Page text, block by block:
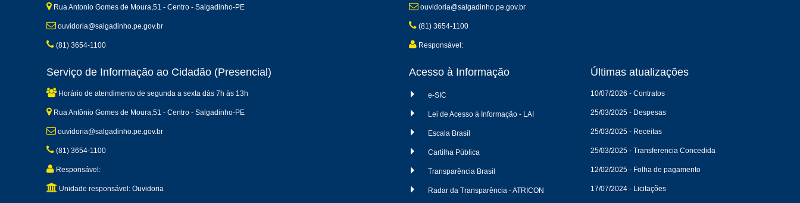
Rua Antonio Gomes de Moura,51 - Centro - Salgadinho-PE
ouvidoria@salgadinho.pe.gov.br
(81) 3654-1100
ouvidoria@salgadinho.pe.gov.br
(81) 3654-1100
Responsável:
Serviço de Informação ao Cidadão (Presencial)
Horário de atendimento de segunda a sexta dàs 7h às 13h
Rua Antônio Gomes de Moura,51 - Centro - Salgadinho-PE
ouvidoria@salgadinho.pe.gov.br
(81) 3654-1100
Responsável:
Unidade responsável: Ouvidoria
Acesso à Informação
e-SIC
Lei de Acesso à Informação - LAI
Escala Brasil
Cartilha Pública
Transparência Brasil
Radar da Transparência - ATRICON
Últimas atualizações
10/07/2026 - Contratos
25/03/2025 - Despesas
25/03/2025 - Receitas
25/03/2025 - Transferencia Concedida
12/02/2025 - Folha de pagamento
17/07/2024 - Licitações